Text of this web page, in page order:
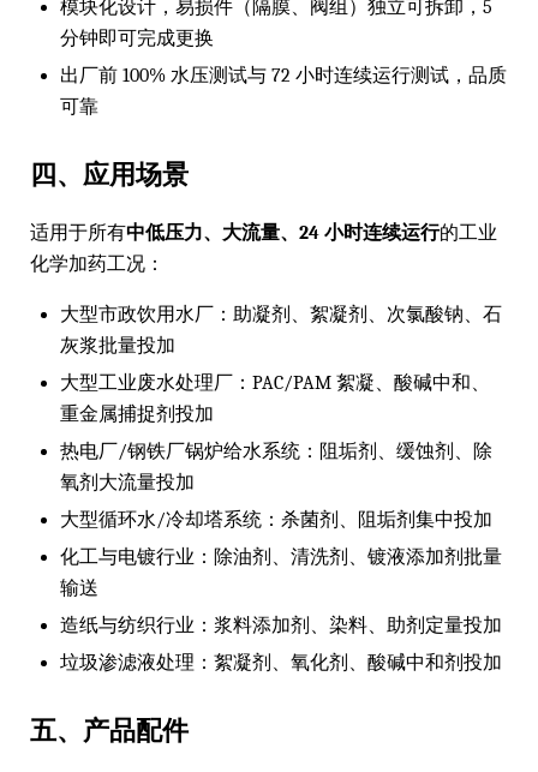
模块化设计，易损件（隔膜、阀组）独立可拆卸，5
分钟即可完成更换
出厂前 100% 水压测试与 72 小时连续运行测试，品质
可靠
四、应用场景
适用于所有中低压力、大流量、24 小时连续运行的工业
化学加药工况：
大型市政饮用水厂：助凝剂、絮凝剂、次氯酸钠、石
灰浆批量投加
大型工业废水处理厂：PAC/PAM 絮凝、酸碱中和、
重金属捕捉剂投加
热电厂/钢铁厂锅炉给水系统：阻垢剂、缓蚀剂、除
氧剂大流量投加
大型循环水/冷却塔系统：杀菌剂、阻垢剂集中投加
化工与电镀行业：除油剂、清洗剂、镀液添加剂批量
输送
造纸与纺织行业：浆料添加剂、染料、助剂定量投加
垃圾渗滤液处理：絮凝剂、氧化剂、酸碱中和剂投加
五、产品配件